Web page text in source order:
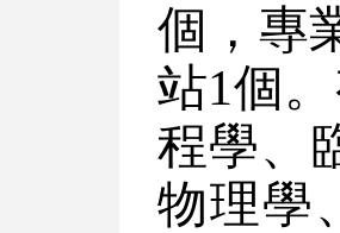
個，專
站1個
程學、
物理學